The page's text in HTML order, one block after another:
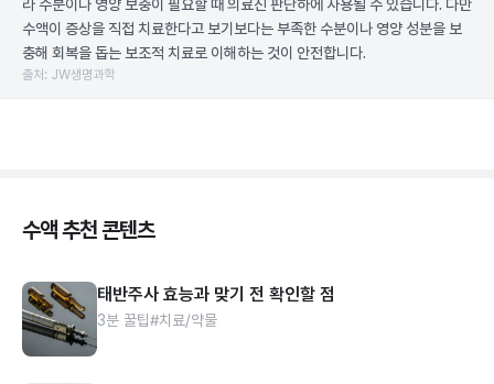
라 수분이나 영양 보충이 필요할 때 의료진 판단하에 사용될 수 있습니다. 다만
수액이 증상을 직접 치료한다고 보기보다는 부족한 수분이나 영양 성분을 보
충해 회복을 돕는 보조적 치료로 이해하는 것이 안전합니다.
출처: JW생명과학
수액 추천 콘텐츠
태반주사 효능과 맞기 전 확인할 점
3분 꿀팁#치료/약물